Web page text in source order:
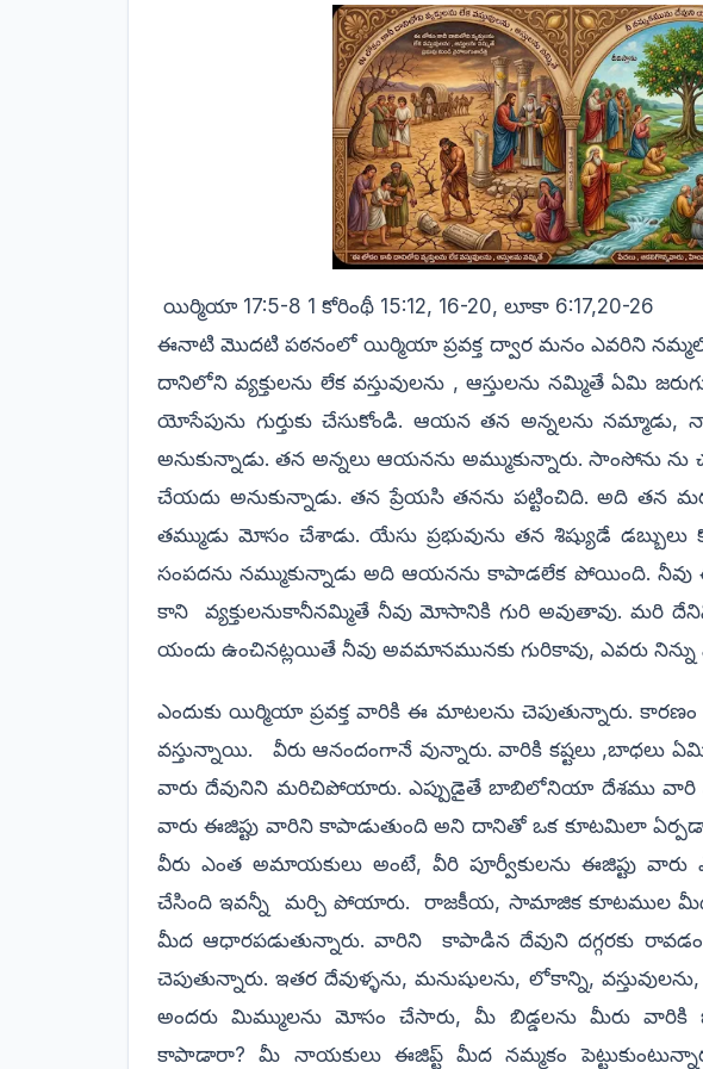
యిర్మియా 17:5-8 1 కోరింథీ 15:12, 16-20, లూకా 6:17,20-26
ఈనాటి మొదటి పఠనంలో యిర్మియా ప్రవక్త ద్వార మనం ఎవరిని నమ్మలో
దానిలోని వ్యక్తులను లేక వస్తువులను , ఆస్తులను నమ్మితే ఏమి
యోసేపును గుర్తుకు చేసుకోండి. ఆయన తన అన్నలను
అనుకున్నాడు. తన అన్నలుఆయనను అమ్ముకున్నారు. సాంసోను
చేయదు అనుకున్నాడు. తన ప్రేయసి తనను పట్టించిది. అది తన
తమ్ముడు మోసం చేశాడు. యేసు ప్రభువును తన శిష్యుడే
సంపదను నమ్ముకున్నాడు అది ఆయనను కాపాడలేక పోయింది.
కాని వ్యక్తులనుకానీనమ్మితే నీవు మోసానికి గురి అవుతావు. మరి
యందు ఉంచినట్లయితే నీవు అవమానమునకు గురికావు, ఎవరు
ఎందుకు యిర్మియా ప్రవక్త వారికి ఈ మాటలను చెపుతున్నారు.
వస్తున్నాయి. వీరు ఆనందంగానే వున్నారు. వారికి కష్టలు ,బాధలు
వారు దేవునిని మరిచిపోయారు. ఎప్పుడైతే బాబిలోనియా దేశము వారి
వారు ఈజిప్టు వారిని కాపాడుతుంది అని దానితో ఒక కూటమిలా ఏర్పడాలి
వీరు ఎంత అమాయకులు అంటే, వీరి పూర్వీకులను ఈజిప్టు వారు
చేసింది ఇవన్నీ మర్చి పోయారు. రాజకీయ, సామాజిక కూటముల
మీద ఆధారపడుతున్నారు. వారిని కాపాడిన దేవుని దగ్గరకు
చెపుతున్నారు. ఇతర దేవుళ్ళను, మనుషులను, లోకాన్ని,
అందరు మిమ్ములను మోసం చేసారు, మీ బిడ్డలను మీరు
కాపాడారా? మీ నాయకులు ఈజిప్ట్ మీద నమ్మకం